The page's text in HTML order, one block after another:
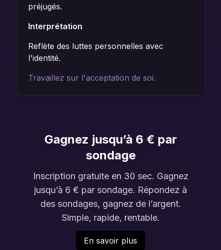
préjugés.
Interprétation
Reflète des luttes personnelles avec
l'identité.
Travaillez sur l'acceptation de soi.
Gagnez jusqu’à 6 € par
sondage
Inscription gratuite en 30 sec. Gagnez
jusqu’à 6 € par sondage. Répondez à
des sondages, gagnez de l’argent.
Simple, rapide, rentable.
En savoir plus